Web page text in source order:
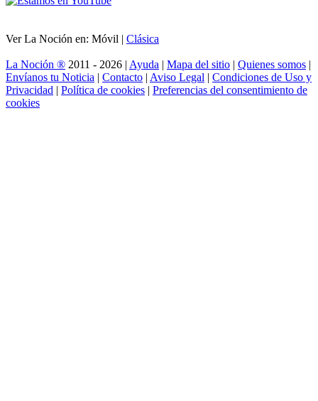
Ver La Noción en: Móvil | Clásica
La Noción ® 2011 - 2026 | Ayuda | Mapa del sitio | Quienes somos |
Envíanos tu Noticia | Contacto | Aviso Legal | Condiciones de Uso y
Privacidad | Política de cookies | Preferencias del consentimiento de
cookies